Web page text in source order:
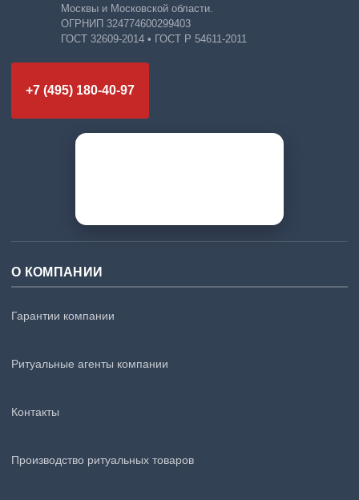
Москвы и Московской области.
ОГРНИП 324774600299403
ГОСТ 32609-2014 • ГОСТ Р 54611-2011
+7 (495) 180-40-97
О КОМПАНИИ
Гарантии компании
Ритуальные агенты компании
Контакты
Производство ритуальных товаров